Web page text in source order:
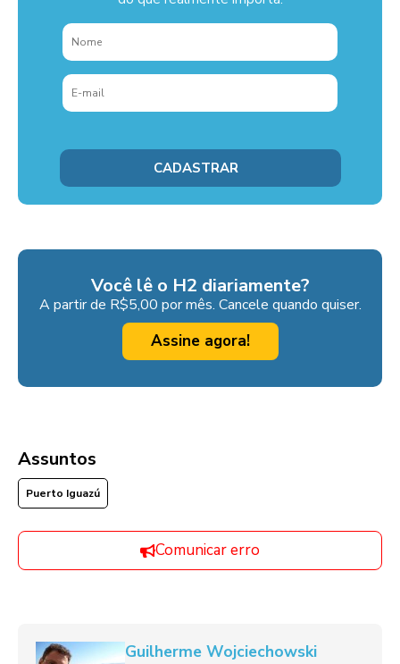
Você lê o H2 diariamente?
A partir de R$5,00 por mês. Cancele quando quiser.
Assine agora!
Assuntos
Puerto Iguazú
Comunicar erro
Guilherme Wojciechowski